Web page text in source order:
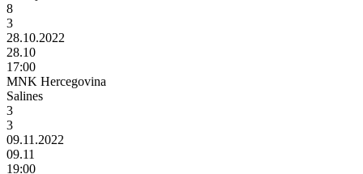
8
3
28.10.2022
28.10
17:00
MNK Hercegovina
Salines
3
3
09.11.2022
09.11
19:00